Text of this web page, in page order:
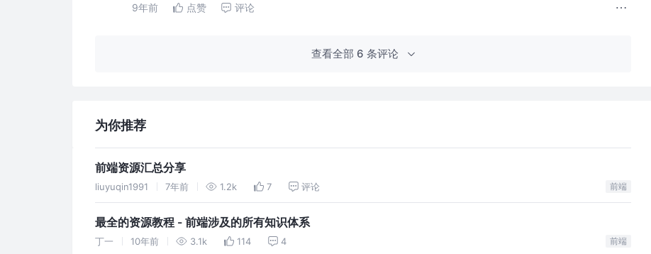
9年前 点赞 评论
查看全部 6 条评论
为你推荐
前端资源汇总分享
liuyuqin1991 7年前 1.2k 7 评论 前端
最全的资源教程 - 前端涉及的所有知识体系
丁一 10年前 3.1k 114 4 前端